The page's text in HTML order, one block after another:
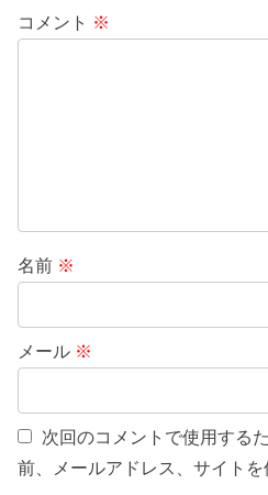
コメント ※
名前 ※
メール ※
次回のコメントで使用する
前、メールアドレス、サイトを